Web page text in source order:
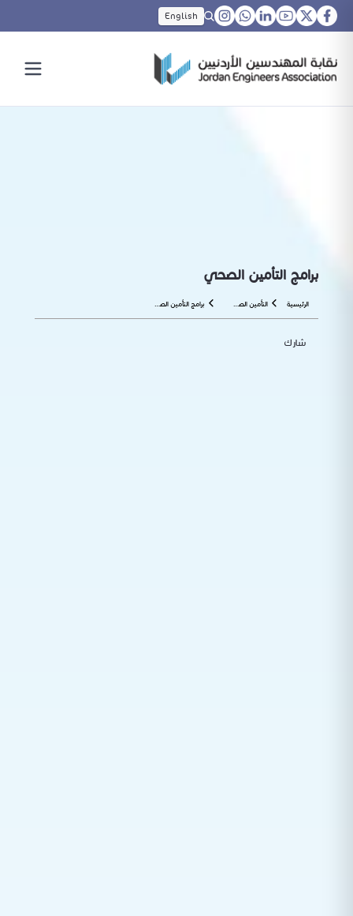
English
برامج التأمين الصحي
الرئيسية التأمين الصحي برامج التأمين الصحي
شارك